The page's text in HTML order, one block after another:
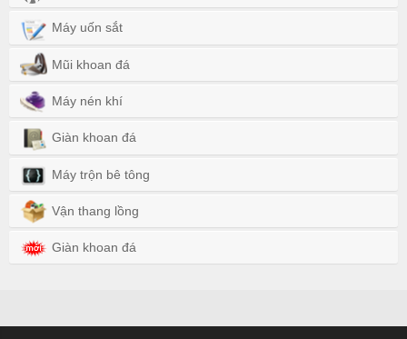
Máy uốn sắt
Mũi khoan đá
Máy nén khí
Giàn khoan đá
Máy trộn bê tông
Vận thang lồng
Giàn khoan đá